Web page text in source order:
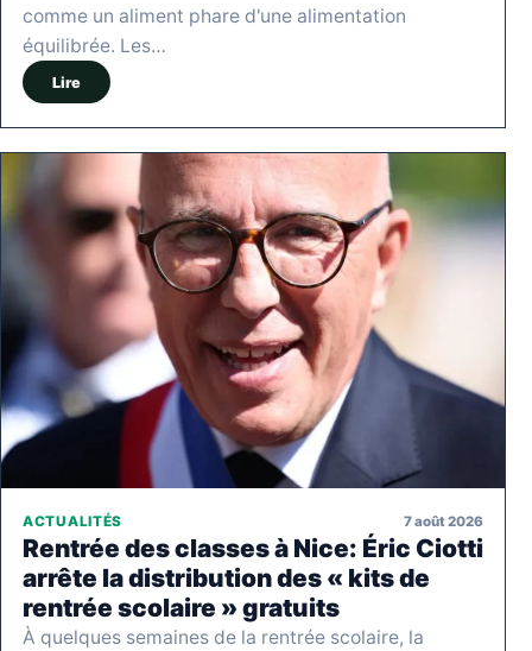
comme un aliment phare d'une alimentation
équilibrée. Les…
Lire
ACTUALITÉS 7 août 2026
Rentrée des classes à Nice: Éric Ciotti
arrête la distribution des « kits de
rentrée scolaire » gratuits
À quelques semaines de la rentrée scolaire, la